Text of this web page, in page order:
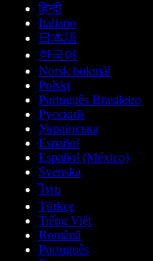
हिन्दी
Italiano
日本語
한국어
Norsk bokmål
Polski
Português Brasileiro
Русский
Українська
Español
Español (México)
Svenska
ไทย
Türkçe
Tiếng Việt
Română
Português